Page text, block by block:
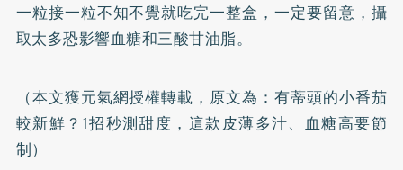
一粒接一粒不知不覺就吃完一整盒，一定要留意，攝
取太多恐影響血糖和三酸甘油脂。
（本文獲元氣網授權轉載，原文為： 有蒂頭的小番茄
較新鮮？1招秒測甜度，這款皮薄多汁、血糖高要節
制）